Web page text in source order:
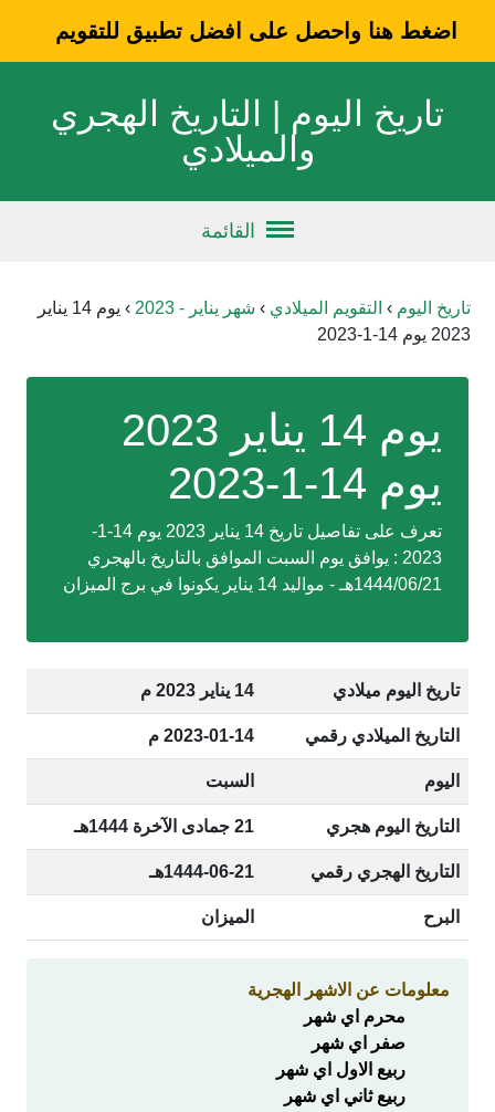
تاريخ اليوم | التاريخ الهجري
والميلادي
القائمة
تاريخ اليوم › التقويم الميلادي › شهر يناير - 2023 ›
يوم 14 يناير
2023 يوم 14-1-2023
يوم 14 يناير 2023
يوم 14-1-2023
تعرف على تفاصيل تاريخ 14 يناير 2023 يوم 14-1-
2023 : يوافق يوم السبت الموافق بالتاريخ بالهجري
1444/06/21هـ - مواليد 14 يناير يكونوا في برج الميزان
تاريخ اليوم ميلادي 14 يناير 2023 م
التاريخ الميلادي رقمي 2023-01-14 م
اليوم السبت
التاريخ اليوم هجري 21 جمادى الآخرة 1444هـ
التاريخ الهجري رقمي 1444-06-21هـ
البرح الميزان
معلومات عن الاشهر الهجرية
محرم اي شهر
صفر اي شهر
ربيع الاول اي شهر
ربيع ثاني اي شهر
اضغط هنا واحصل على افضل تطبيق للتقويم